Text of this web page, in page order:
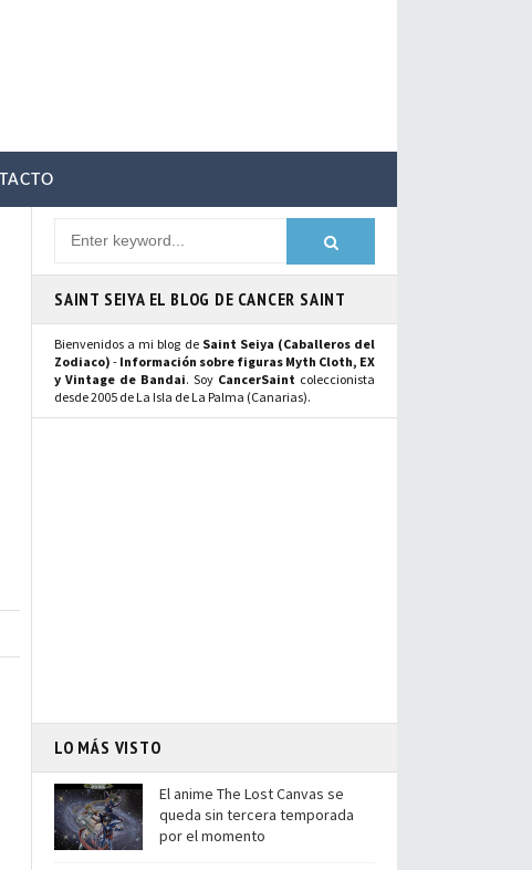
SAINT SEIYA EL BLOG DE CANCER SAINT
Bienvenidos a mi blog de Saint Seiya (Caballeros del
Zodiaco) - Información sobre figuras Myth Cloth, EX
y Vintage de Bandai. Soy CancerSaint coleccionista
desde 2005 de La Isla de La Palma (Canarias).
LO MÁS VISTO
El anime The Lost Canvas se
queda sin tercera temporada
por el momento